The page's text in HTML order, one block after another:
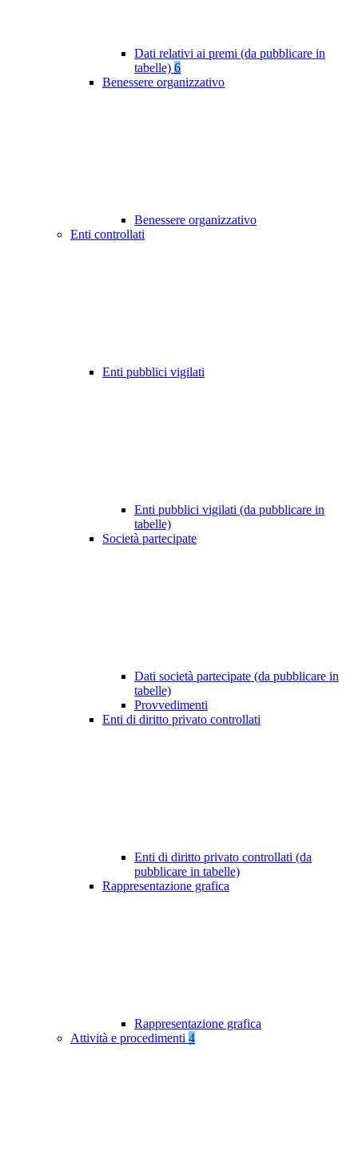
Dati relativi ai premi (da pubblicare in
tabelle) 6
Benessere organizzativo
Benessere organizzativo
Enti controllati
Enti pubblici vigilati
Enti pubblici vigilati (da pubblicare in
tabelle)
Società partecipate
Dati società partecipate (da pubblicare in
tabelle)
Provvedimenti
Enti di diritto privato controllati
Enti di diritto privato controllati (da
pubblicare in tabelle)
Rappresentazione grafica
Rappresentazione grafica
Attività e procedimenti 4